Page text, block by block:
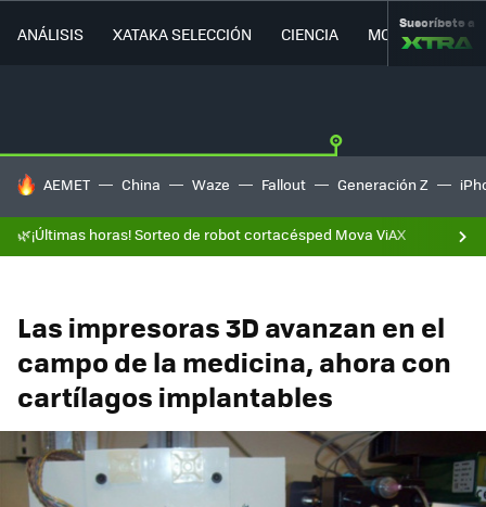
ANÁLISIS XATAKA SELECCIÓN CIENCIA MOVILIDAD
Suscríbete a
HOY SE HABLA DE
AEMET China Waze Fallout Generación Z
🌿¡Últimas horas! Sorteo de robot cortacésped Mova ViAX
Las impresoras 3D avanzan en el
campo de la medicina, ahora con
cartílagos implantables